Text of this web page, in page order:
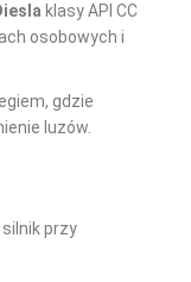
klasy API CC
osobowych i
gdzie
luzów.
przy